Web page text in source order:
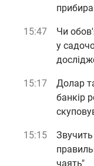
15:47
Чи
у
15:17
Долар
банкір
15:15
чаять"